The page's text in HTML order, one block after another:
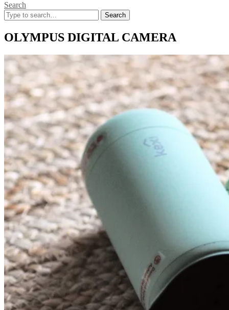
Search
Search
for:
OLYMPUS DIGITAL CAMERA